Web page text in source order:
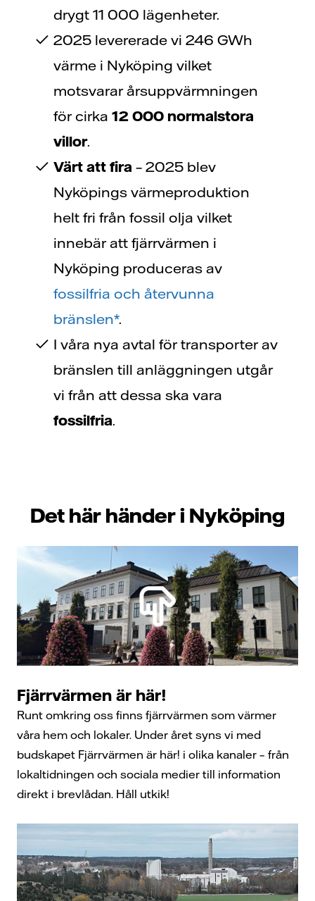
drygt 11 000 lägenheter.
2025 levererade vi 246 GWh
värme i Nyköping vilket
motsvarar årsuppvärmningen
för cirka 12 000 normalstora
villor.
Värt att fira – 2025 blev
Nyköpings värmeproduktion
helt fri från fossil olja vilket
innebär att fjärrvärmen i
Nyköping produceras av
fossilfria och återvunna
bränslen*.
I våra nya avtal för transporter av
bränslen till anläggningen utgår
vi från att dessa ska vara
fossilfria.
Det här händer i Nyköping
Fjärrvärmen är här!
Runt omkring oss finns fjärrvärmen som värmer
våra hem och lokaler. Under året syns vi med
budskapet Fjärrvärmen är här! i olika kanaler – från
lokaltidningen och sociala medier till information
direkt i brevlådan. Håll utkik!